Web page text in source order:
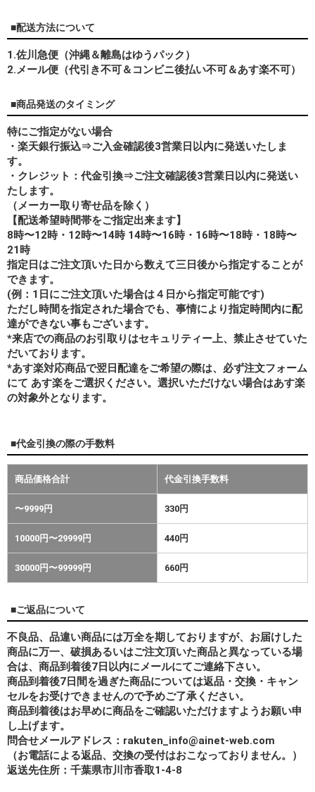
■配送方法について
1.佐川急便（沖縄＆離島はゆうパック）
2.メール便（代引き不可＆コンビニ後払い不可＆あす楽不可）
■商品発送のタイミング
特にご指定がない場合
・楽天銀行振込⇒ご入金確認後3営業日以内に発送いたしま
す。
・クレジット：代金引換⇒ご注文確認後3営業日以内に発送い
たします。
（メーカー取り寄せ品を除く）
【配送希望時間帯をご指定出来ます】
8時〜12時・12時〜14時 14時〜16時・16時〜18時・18時〜
21時
指定日はご注文頂いた日から数えて三日後から指定することが
できます。
(例：1日にご注文頂いた場合は４日から指定可能です)
ただし時間を指定された場合でも、事情により指定時間内に配
達ができない事もございます。
*来店での商品のお引取りはセキュリティー上、禁止させていた
だいております。
*あす楽対応商品で翌日配達をご希望の際は、必ず注文フォーム
にて あす楽をご選択ください。選択いただけない場合はあす楽
の対象外となります。
■代金引換の際の手数料
商品価格合計 代金引換手数料
〜9999円 330円
10000円〜29999円 440円
30000円〜99999円 660円
■ご返品について
不良品、品違い商品には万全を期しておりますが、お届けした
商品に万一、破損あるいはご注文頂いた商品と異なっている場
合は、商品到着後7日以内にメールにてご連絡下さい。
商品到着後7日間を過ぎた商品については返品・交換・キャン
セルをお受けできませんので予めご了承ください。
商品到着後はお早めに商品をご確認いただけますようお願い申
し上げます。
問合せメールアドレス：rakuten_info@ainet-web.com
（お電話による返品、交換の受付はおこなっておりません。）
返送先住所：千葉県市川市香取1-4-8